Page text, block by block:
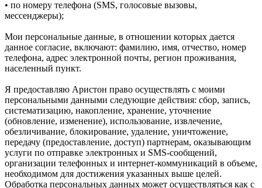
• по номеру телефона (SMS, голосовые вызовы,
мессенджеры);
Мои персональные данные, в отношении которых дается
данное согласие, включают: фамилию, имя, отчество, номер
телефона, адрес электронной почты, регион проживания,
населенный пункт.
Я предоставляю Аристон право осуществлять с моими
персональными данными следующие действия: сбор, запись,
систематизацию, накопление, хранение, уточнение
(обновление, изменение), использование, извлечение,
обезличивание, блокирование, удаление, уничтожение,
передачу (предоставление, доступ) партнерам, оказывающим
услуги по отправке электронных и SMS‑сообщений,
организации телефонных и интернет‑коммуникаций в объеме,
необходимом для достижения указанных выше целей.
Обработка персональных данных может осуществляться как с